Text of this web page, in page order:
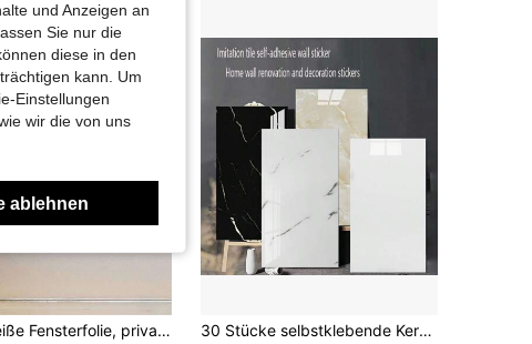
Matte weiße Fensterfolie, privatsphäre-schützende, frostige, wärmeisolierende Glasfolie, undurchsichtiger selbstklebender Türsticker, geeignet für Badezimmer, Aufkleber, Wandtattoo, Vinylaufkleber, Heimdekoration, Frühlingsdekoration, Heimauffrischung, Rama Dekorationsaufkleber, Geburtstagsgeschenk, Abschlussfeier, Schulanfang Raumdekoration, Schulbedarf
30 Stücke selbstklebende Keramikfliesen Wandaufkleber, wasserdicht schimmelresistent Wanddekoration für Badezimmer, Küche, Zimmersanierung
und Anzeigen an
Sie nur die
diese in den
kann. Um
Einstellungen
wir die von uns
ablehnen